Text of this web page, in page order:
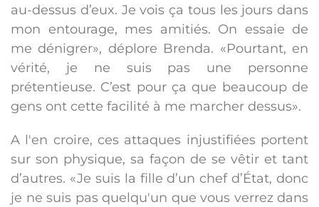
au-dessus d’eux. Je vois ça tous les jours dans
mon entourage, mes amitiés. On essaie de
me dénigrer», déplore Brenda. «Pourtant, en
vérité, je ne suis pas une personne
prétentieuse. C’est pour ça que beaucoup de
gens ont cette facilité à me marcher dessus».
A l'en croire, ces attaques injustifiées portent
sur son physique, sa façon de se vêtir et tant
d’autres. «Je suis la fille d’un chef d’État, donc
je ne suis pas quelqu'un que vous verrez dans